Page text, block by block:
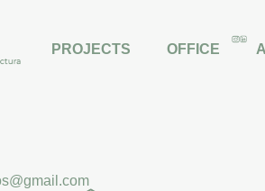
PROJECTS OFFICE
Lychee